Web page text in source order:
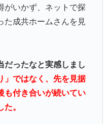
がいかず、ネットで探
た成共ホームさんを見
だったなと実感しまし
」ではなく、先を見据
も付き合いが続いてい
。